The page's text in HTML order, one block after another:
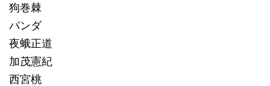
狗巻棘
パンダ
夜蛾正道
加茂憲紀
西宮桃